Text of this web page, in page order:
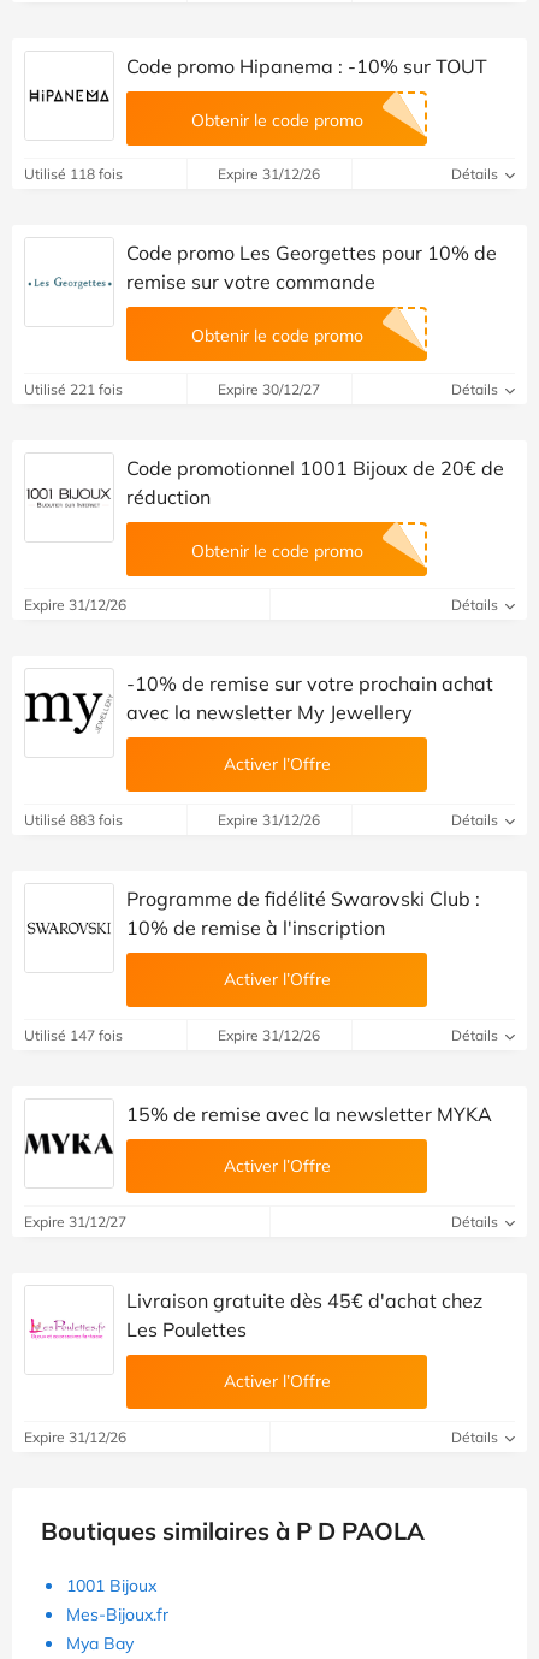
Code promo Hipanema : -10% sur TOUT
Obtenir le code promo
Utilisé 118 fois Expire 31/12/26 Détails
Code promo Les Georgettes pour 10% de
remise sur votre commande
Obtenir le code promo
Utilisé 221 fois Expire 30/12/27 Détails
Code promotionnel 1001 Bijoux de 20€ de
réduction
Obtenir le code promo
Expire 31/12/26 Détails
-10% de remise sur votre prochain achat
avec la newsletter My Jewellery
Activer l’Offre
Utilisé 883 fois Expire 31/12/26 Détails
Programme de fidélité Swarovski Club :
10% de remise à l'inscription
Activer l’Offre
Utilisé 147 fois Expire 31/12/26 Détails
15% de remise avec la newsletter MYKA
Activer l’Offre
Expire 31/12/27 Détails
Livraison gratuite dès 45€ d'achat chez
Les Poulettes
Activer l’Offre
Expire 31/12/26 Détails
Boutiques similaires à P D PAOLA
1001 Bijoux
Mes-Bijoux.fr
Mya Bay